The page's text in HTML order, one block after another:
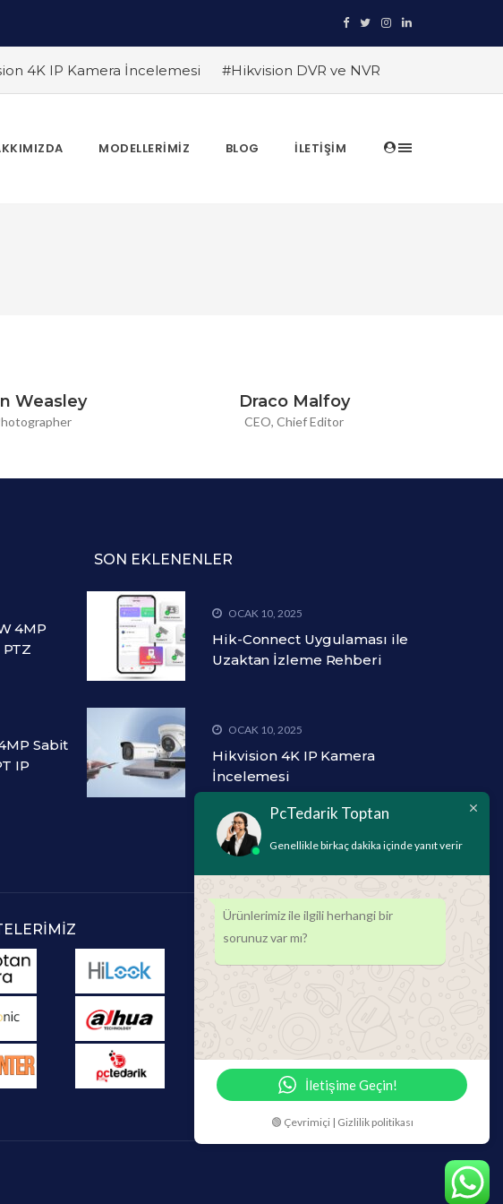
4K IP Kamera İncelemesi
#Hikvision DVR ve NVR
İşyerinizi Koruyun
#TRT Haber Güvenlik Kamerası
Avantajları
#Hikvision Akıllı Video İzleme:
MODELLERIMIZ BLOG İLETIŞIM
Weasley Draco Malfoy
CEO, Chief Editor
4MP
Sabit
IP
SON EKLENENLER
OCAK 10, 2025
Hik-Connect Uygulaması ile
Uzaktan İzleme Rehberi
OCAK 10, 2025
Hikvision 4K IP Kamera
İncelemesi
PcTedarik Toptan
Genellikle birkaç dakika içinde yanıt verir
Ürünlerimiz ile ilgili herhangi bir
sorunuz var mı?
İletişime Geçin!
🟢 Çevrimiçi | Gizlilik politikası